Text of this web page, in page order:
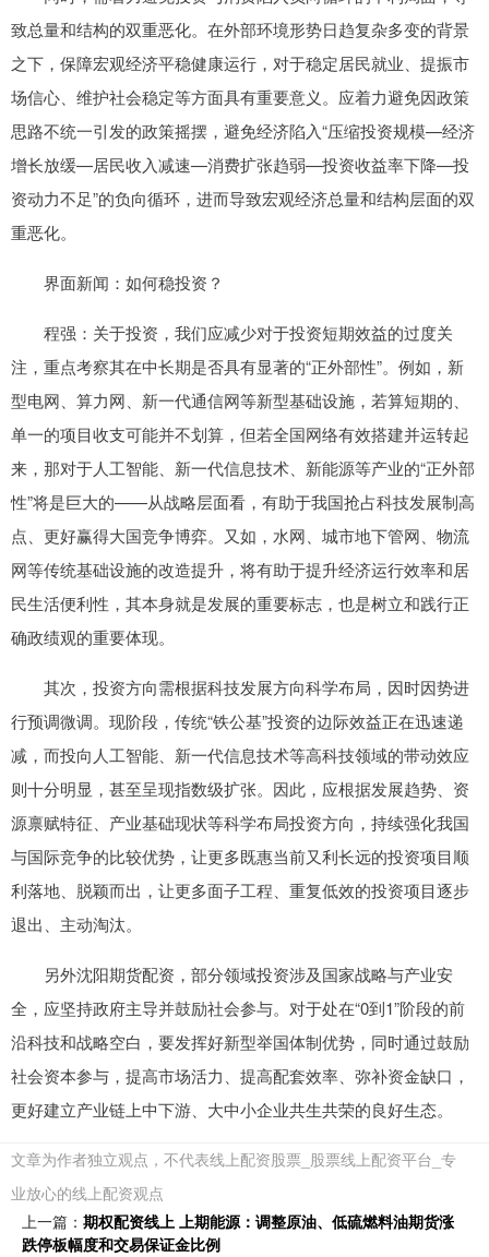
致总量和结构的双重恶化。在外部环境形势日趋复杂多变的背景
之下，保障宏观经济平稳健康运行，对于稳定居民就业、提振市
场信心、维护社会稳定等方面具有重要意义。应着力避免因政策
思路不统一引发的政策摇摆，避免经济陷入“压缩投资规模—经济
增长放缓—居民收入减速—消费扩张趋弱—投资收益率下降—投
资动力不足”的负向循环，进而导致宏观经济总量和结构层面的双
重恶化。
界面新闻：如何稳投资？
程强：关于投资，我们应减少对于投资短期效益的过度关
注，重点考察其在中长期是否具有显著的“正外部性”。例如，新
型电网、算力网、新一代通信网等新型基础设施，若算短期的、
单一的项目收支可能并不划算，但若全国网络有效搭建并运转起
来，那对于人工智能、新一代信息技术、新能源等产业的“正外部
性”将是巨大的——从战略层面看，有助于我国抢占科技发展制高
点、更好赢得大国竞争博弈。又如，水网、城市地下管网、物流
网等传统基础设施的改造提升，将有助于提升经济运行效率和居
民生活便利性，其本身就是发展的重要标志，也是树立和践行正
确政绩观的重要体现。
其次，投资方向需根据科技发展方向科学布局，因时因势进
行预调微调。现阶段，传统“铁公基”投资的边际效益正在迅速递
减，而投向人工智能、新一代信息技术等高科技领域的带动效应
则十分明显，甚至呈现指数级扩张。因此，应根据发展趋势、资
源禀赋特征、产业基础现状等科学布局投资方向，持续强化我国
与国际竞争的比较优势，让更多既惠当前又利长远的投资项目顺
利落地、脱颖而出，让更多面子工程、重复低效的投资项目逐步
退出、主动淘汰。
另外沈阳期货配资，部分领域投资涉及国家战略与产业安
全，应坚持政府主导并鼓励社会参与。对于处在“0到1”阶段的前
沿科技和战略空白，要发挥好新型举国体制优势，同时通过鼓励
社会资本参与，提高市场活力、提高配套效率、弥补资金缺口，
更好建立产业链上中下游、大中小企业共生共荣的良好生态。
文章为作者独立观点，不代表线上配资股票_股票线上配资平台_专
业放心的线上配资观点
上一篇： 期权配资线上 上期能源：调整原油、低硫燃料油期货涨
跌停板幅度和交易保证金比例